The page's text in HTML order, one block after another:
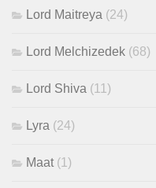
Lord Maitreya (24)
Lord Melchizedek (68)
Lord Shiva (11)
Lyra (24)
Maat (1)